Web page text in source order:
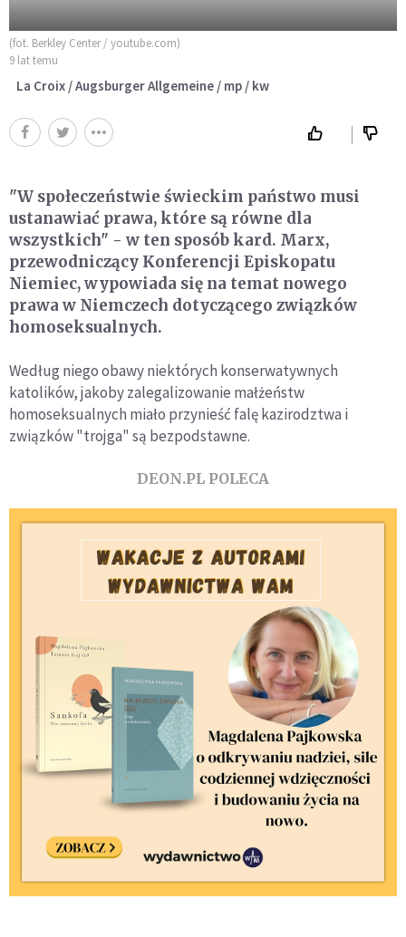
(fot. Berkley Center / youtube.com)
9 lat temu
La Croix / Augsburger Allgemeine / mp / kw
"W społeczeństwie świeckim państwo musi
ustanawiać prawa, które są równe dla
wszystkich" - w ten sposób kard. Marx,
przewodniczący Konferencji Episkopatu
Niemiec, wypowiada się na temat nowego
prawa w Niemczech dotyczącego związków
homoseksualnych.
Według niego obawy niektórych konserwatywnych
katolików, jakoby zalegalizowanie małżeństw
homoseksualnych miało przynieść falę kazirodztwa i
związków "trojga" są bezpodstawne.
DEON.PL POLECA